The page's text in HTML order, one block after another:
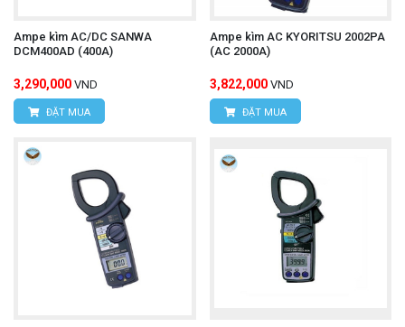
Địa chỉ:Số 15, ngõ 85 Tân Xuân, P.Xuân Đỉnh,
Q.Bắc Từ Liêm, TP.Hà Nội.
VPDG:
Số 20D, ngõ 16/28 Đỗ Xuân Hợp, P.Mỹ
Hotline: 0393.968.345 / 0976.082.395
Email:vantien2307@gmail.com
Website:www.hungnguyentech.vn
HÙNG NGUYÊN TECH - TP HỒ CHÍ MINH
Ampe kìm AC/DC SANWA
DCM400AD (400A)
3,290,000 VND
ĐẶT MUA
Ampe kìm AC KYORITSU 2002PA
(AC 2000A)
3,822,000 VND
ĐẶT MUA